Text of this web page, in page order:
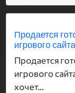
Продается
игрового
Продается
игрового
хочет...